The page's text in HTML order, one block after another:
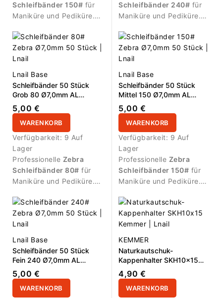
Schleifbänder 150# für
Maniküre und Pediküre.
kontrollierte Vorbereitung,
Formgebung und
Glättung. Durchmesser
Ø7,0mm
13,0mm, Packung mit
Stück. Geeignet für
professionellen Einsatz.
Schleifbänder 240# für
Maniküre und Pediküre.
Verfeinerung, Glättung
und Finish-Arbeiten.
Durchmesser
Arbeitslänge
Packung mit
50 Stück
Geeignet für kompatible
professionellen Einsatz.
Lnail Base
Schleifbänder 50 Stück
Grob 80 Ø7,0mm AL
13,0mm Zebra
5,00 €
WARENKORB
Verfügbarkeit: 9 Auf
Lager
Professionelle Zebra
Schleifbänder 80# für
Maniküre und Pediküre.
effektiven Materialabtrag,
Formgebung und die
Bearbeitung rauerer
Bereiche. Durchmesser
Ø7,0mm, Arbeitslänge
13,0mm , Packung mit
kompatible Mandrels.
Lnail Base
Schleifbänder 50 Stück
Mittel 150 Ø7,0mm AL
13,0mm Zebra
5,00 €
WARENKORB
Verfügbarkeit: 9 Auf
Lager
Professionelle Zebra
Schleifbänder 150# für
Maniküre und Pediküre.
kontrollierte Vorbereitung,
Formgebung und
Glättung. Durchmesser
Ø7,0mm, Arbeitslänge
13,0mm
, Packung mit
Stück. Geeignet für
Lnail Base
Schleifbänder 50 Stück
Fein 240 Ø7,0mm AL
13,0mm Zebra
5,00 €
WARENKORB
KEMMER
Naturkautschuk-
Kappenhalter SKH10x15
Kemmer
4,90 €
WARENKORB